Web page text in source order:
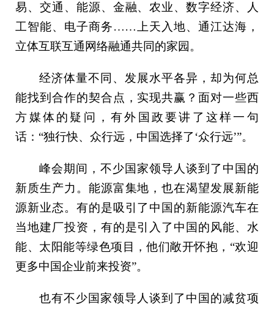
易、交通、能源、金融、农业、数字经济、人
工智能、电子商务……上天入地、通江达海，
立体互联互通网络融通共同的家园。
经济体量不同、发展水平各异，却为何总
能找到合作的契合点，实现共赢？面对一些西
方媒体的疑问，有外国政要讲了这样一句
话：“独行快、众行远，中国选择了‘众行远’”。
峰会期间，不少国家领导人谈到了中国的
新质生产力。能源富集地，也在渴望发展新能
源新业态。有的是吸引了中国的新能源汽车在
当地建厂投资，有的是引入了中国的风能、水
能、太阳能等绿色项目，他们敞开怀抱，“欢迎
更多中国企业前来投资”。
也有不少国家领导人谈到了中国的减贫项